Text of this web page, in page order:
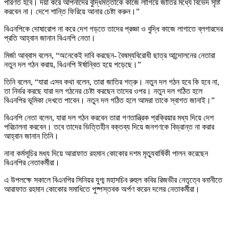
পরিণত হবে। দয়া করে আপনাদের বুদ্ধিমত্তাকে কাজে লাগিয়ে জাতির মধ্যে বিভেদ সৃষ্টি
করবেন না। দেশে শান্তি ফিরিয়ে আনার চেষ্টা করুন।”
বিএনপিকে দোষারোপ না করে দেশ গড়তে তাদের প্রজ্ঞা ও বুদ্ধি কাজে লাগাতে ব্লগারদের
প্রতি আহ্বান জানান বিএনপি নেতা।
মির্জা আব্বাস বলেন, “অনেকেই দাবি করছেন- বৈষম্যবিরোধী ছাত্র আন্দোলনের নেতারা
নতুন দল গঠন করায়, বিএনপি ঈর্ষান্বিত হয়ে পড়েছে।”
তিনি বলেন, “যারা এসব কথা বলেন, তারা জাতির শত্রু। নতুন দল গঠন হবে কি হবে না,
তা নির্ভর করছে যারা দল গঠনের চেষ্টা করছেন তাদের ওপর। নতুন দল গঠিত হলে
বিএনপির ভূমিকা দেখতে পাবেন। নতুন দল গঠিত হলে আমরা তাকে স্বাগত জানাই।”
বিএনপি নেতা বলেন, যারা দল গঠন করবেন তারা গণতান্ত্রিক প্রক্রিয়ার মধ্য দিয়ে দেশ
পরিচালনা করবেন। তবে তাদের ভিত্তিহীন বক্তব্য দিয়ে জনগণকে বিভ্রান্ত না করার
আহ্বান জানান তিনি।
নানা কর্মসূচির মধ্য দিয়ে আরাফাত রহমান কোকোর দশম মৃত্যুবার্ষিকী পালন করেছেন
বিএনপির নেতাকর্মীরা।
এ উপলক্ষে সকালে বিএনপির সিনিয়র যুগ্ম মহাসচিব রুহুল কবির রিজভীর নেতৃত্বে বনানীতে
আরাফাত রহমান কোকোর সমাধিতে পুষ্পস্তবক অর্পণ করেন দলের নেতাকর্মীরা।